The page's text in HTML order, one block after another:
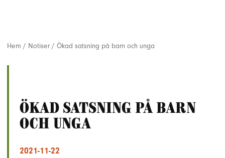
Hem / Notiser / Ökad satsning på barn och unga
Ökad satsning på barn
och unga
2021-11-22